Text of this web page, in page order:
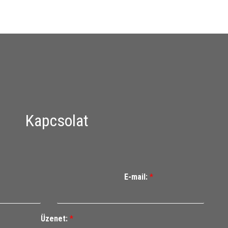
Kapcsolat
E-mail: *
Üzenet: *